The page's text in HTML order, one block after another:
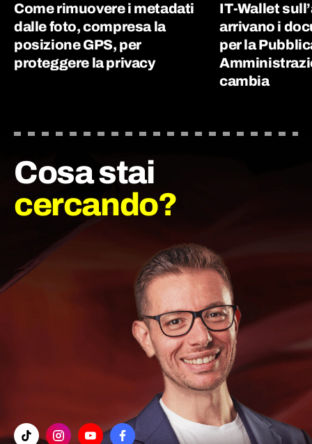
Come rimuovere i metadati
dalle foto, compresa la
posizione GPS, per
proteggere la privacy
IT-Wallet
arrivano i
per la
cambia
Cosa stai
cercando?